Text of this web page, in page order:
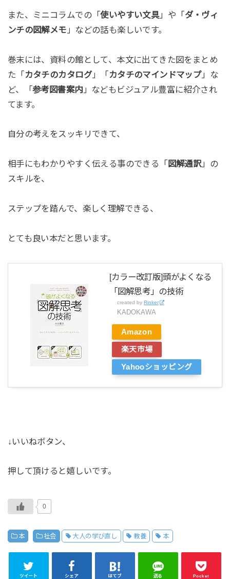
また、ミニコラムでの「使いやすい文具」や「ダ・ヴィ
ンチの図解メモ 」などの話も楽しいです。
巻末には、資料の館として、本文に出てきた図をまとめ
た「カタチのカタログ」「カタチのマインドマップ」な
ど、「参考図書案内 」などもビジュアル豊富に紹介され
てます。
自分の考えをスッキリできて、
相手にもわかりやすく伝える事のできる「 図解通訳 」の
スキルを、
ステップを踏んで、楽しく理解できる、
とても良い本だと思います。
[カラー改訂版]頭がよくなる
「図解思考」の技術
created by Rinker
KADOKAWA
Amazon
楽天市場
Yahooショッピング
↓いいねボタン、
押して頂けると嬉しいです。
0
本 社会 大人の学び直し 教養 本
ツイート シェア はてブ 送る Pocket